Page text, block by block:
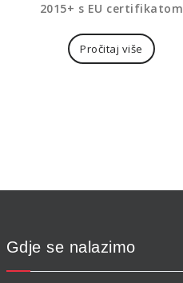
2015+ s EU certifikatom
Pročitaj više
Gdje se nalazimo